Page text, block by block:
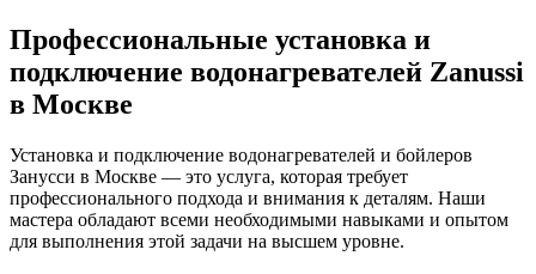
Профессиональные установка и
подключение водонагревателей Zanussi
в Москве
Установка и подключение водонагревателей и бойлеров
Занусси в Москве — это услуга, которая требует
профессионального подхода и внимания к деталям. Наши
мастера обладают всеми необходимыми навыками и опытом
для выполнения этой задачи на высшем уровне.